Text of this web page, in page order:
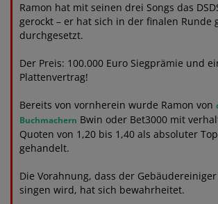
Ramon hat mit seinen drei Songs das
gerockt – er hat sich in der finalen Runde
durchgesetzt.
Der Preis: 100.000 Euro Siegprämie und
Plattenvertrag!
Bereits von vornherein wurde Ramon von
Buchmachern Bwin oder Bet3000 mit
Quoten von 1,20 bis 1,40 als absoluter
gehandelt.
Die Vorahnung, dass der
singen wird, hat sich bewahrheitet.